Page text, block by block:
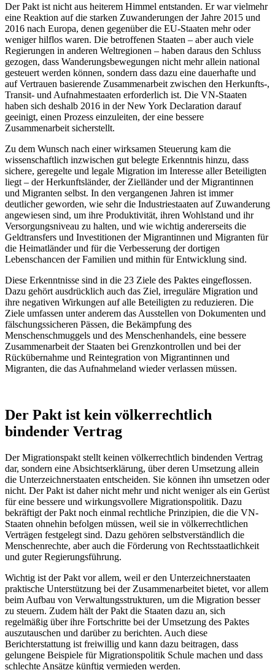
Der Pakt ist nicht aus heiterem Himmel entstanden. Er war vielmehr
eine Reaktion auf die starken Zuwanderungen der Jahre 2015 und
2016 nach Europa, denen gegenüber die EU-Staaten mehr oder
weniger hilflos waren. Die betroffenen Staaten – aber auch viele
Regierungen in anderen Weltregionen – haben daraus den Schluss
gezogen, dass Wanderungsbewegungen nicht mehr allein national
gesteuert werden können, sondern dass dazu eine dauerhafte und
auf Vertrauen basierende Zusammenarbeit zwischen den Herkunfts-,
Transit- und Aufnahmestaaten erforderlich ist. Die VN-Staaten
haben sich deshalb 2016 in der New York Declaration darauf
geeinigt, einen Prozess einzuleiten, der eine bessere
Zusammenarbeit sicherstellt.
Zu dem Wunsch nach einer wirksamen Steuerung kam die
wissenschaftlich inzwischen gut belegte Erkenntnis hinzu, dass
sichere, geregelte und legale Migration im Interesse aller Beteiligten
liegt – der Herkunftsländer, der Zielländer und der Migrantinnen
und Migranten selbst. In den vergangenen Jahren ist immer
deutlicher geworden, wie sehr die Industriestaaten auf Zuwanderung
angewiesen sind, um ihre Produktivität, ihren Wohlstand und ihr
Versorgungsniveau zu halten, und wie wichtig andererseits die
Geldtransfers und Investitionen der Migrantinnen und Migranten für
die Heimatländer und für die Verbesserung der dortigen
Lebenschancen der Familien und mithin für Entwicklung sind.
Diese Erkenntnisse sind in die 23 Ziele des Paktes eingeflossen.
Dazu gehört ausdrücklich auch das Ziel, irreguläre Migration und
ihre negativen Wirkungen auf alle Beteiligten zu reduzieren. Die
Ziele umfassen unter anderem das Ausstellen von Dokumenten und
fälschungssicheren Pässen, die Bekämpfung des
Menschenschmuggels und des Menschenhandels, eine bessere
Zusammenarbeit der Staaten bei Grenzkontrollen und bei der
Rückübernahme und Reintegration von Migrantinnen und
Migranten, die das Aufnahmeland wieder verlassen müssen.
Der Pakt ist kein völkerrechtlich
bindender Vertrag
Der Migrationspakt stellt keinen völkerrechtlich bindenden Vertrag
dar, sondern eine Absichtserklärung, über deren Umsetzung allein
die Unterzeichnerstaaten entscheiden. Sie können ihn umsetzen oder
nicht. Der Pakt ist daher nicht mehr und nicht weniger als ein Gerüst
für eine bessere und wirkungsvollere Migrationspolitik. Dazu
bekräftigt der Pakt noch einmal rechtliche Prinzipien, die die VN-
Staaten ohnehin befolgen müssen, weil sie in völkerrechtlichen
Verträgen festgelegt sind. Dazu gehören selbstverständlich die
Menschenrechte, aber auch die Förderung von Rechtsstaatlichkeit
und guter Regierungsführung.
Wichtig ist der Pakt vor allem, weil er den Unterzeichnerstaaten
praktische Unterstützung bei der Zusammenarbeitet bietet, vor allem
beim Aufbau von Verwaltungsstrukturen, um die Migration besser
zu steuern. Zudem hält der Pakt die Staaten dazu an, sich
regelmäßig über ihre Fortschritte bei der Umsetzung des Paktes
auszutauschen und darüber zu berichten. Auch diese
Berichterstattung ist freiwillig und kann dazu beitragen, dass
gelungene Beispiele für Migrationspolitik Schule machen und dass
schlechte Ansätze künftig vermieden werden.